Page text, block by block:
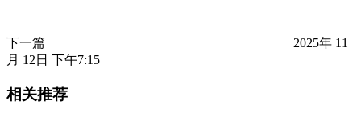
下一篇
2025年 11
月 12日 下午7:15
相关推荐